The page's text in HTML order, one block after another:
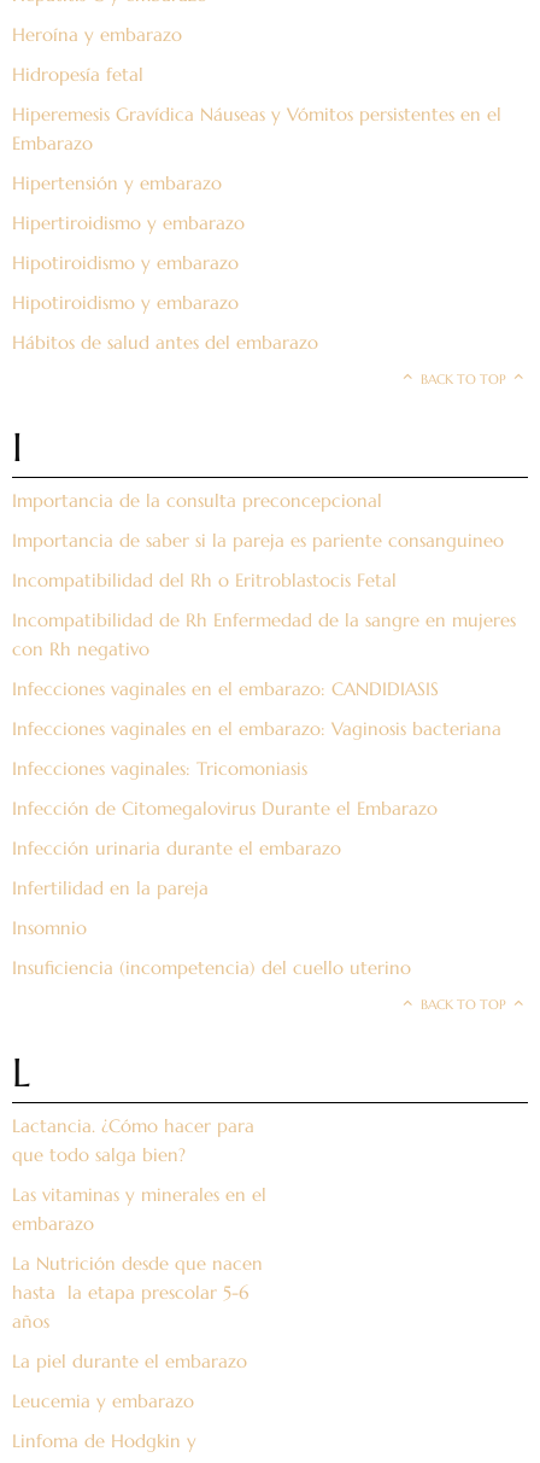
Heroína y embarazo
Hidropesía fetal
Hiperemesis Gravídica Náuseas y Vómitos persistentes en el
Embarazo
Hipertensión y embarazo
Hipertiroidismo y embarazo
Hipotiroidismo y embarazo
Hipotiroidismo y embarazo
Hábitos de salud antes del embarazo
BACK TO TOP
I
Importancia de la consulta preconcepcional
Importancia de saber si la pareja es pariente consanguineo
Incompatibilidad del Rh o Eritroblastocis Fetal
Incompatibilidad de Rh Enfermedad de la sangre en mujeres
con Rh negativo
Infecciones vaginales en el embarazo: CANDIDIASIS
Infecciones vaginales en el embarazo: Vaginosis bacteriana
Infecciones vaginales: Tricomoniasis
Infección de Citomegalovirus Durante el Embarazo
Infección urinaria durante el embarazo
Infertilidad en la pareja
Insomnio
Insuficiencia (incompetencia) del cuello uterino
BACK TO TOP
L
Lactancia. ¿Cómo hacer para
que todo salga bien?
Las vitaminas y minerales en el
embarazo
La Nutrición desde que nacen
hasta la etapa prescolar 5-6
años
La piel durante el embarazo
Leucemia y embarazo
Linfoma de Hodgkin y